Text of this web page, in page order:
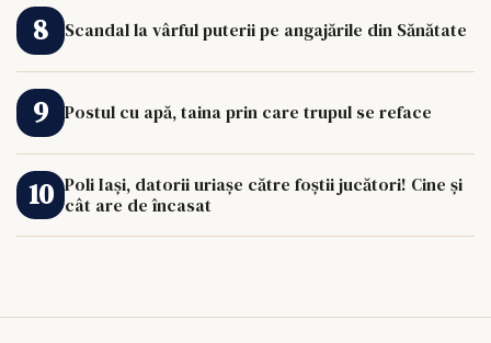
Scandal la vârful puterii pe angajările din Sănătate
Postul cu apă, taina prin care trupul se reface
Poli Iași, datorii uriașe către foștii jucători! Cine și
cât are de încasat